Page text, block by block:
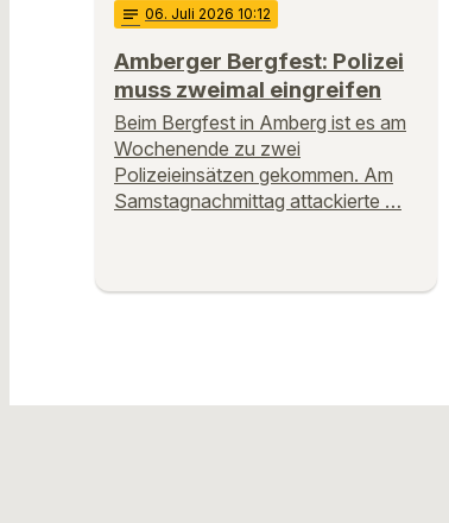
notes 06. Juli 2026 10:12
Amberger Bergfest: Polizei
muss zweimal eingreifen
Beim Bergfest in Amberg ist es am
Wochenende zu zwei
Polizeieinsätzen gekommen. Am
Samstagnachmittag attackierte …